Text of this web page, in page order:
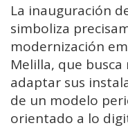
La inauguración
simboliza
modernización
Melilla, que
adaptar sus
de un modelo
orientado a lo